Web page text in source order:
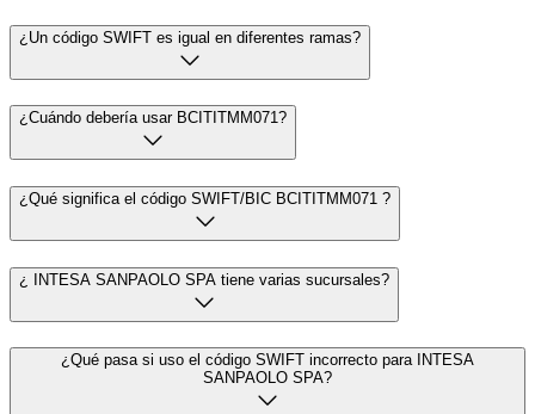
¿Un código SWIFT es igual en diferentes ramas?
¿Cuándo debería usar BCITITMM071?
¿Qué significa el código SWIFT/BIC BCITITMM071 ?
¿ INTESA SANPAOLO SPA tiene varias sucursales?
¿Qué pasa si uso el código SWIFT incorrecto para INTESA
SANPAOLO SPA?